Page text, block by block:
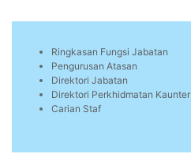
Ringkasan Fungsi Jabatan
Pengurusan Atasan
Direktori Jabatan
Direktori Perkhidmatan Kaunter
Carian Staf